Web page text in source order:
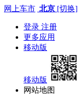
网上车市 北京 [切换]
登录 注册
更多应用
移动版
移动版
网站地图